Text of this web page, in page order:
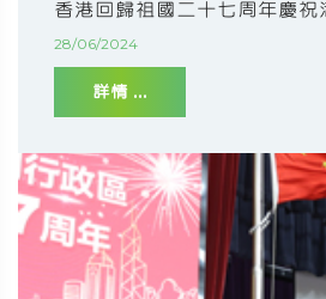
香港回歸祖國二十七周年慶祝
28/06/2024
詳情 ...